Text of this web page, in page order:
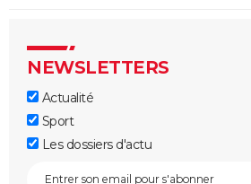
NEWSLETTERS
Actualité
Sport
Les dossiers d'actu